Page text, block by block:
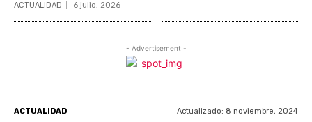
ACTUALIDAD 6 julio, 2026
- Advertisement -